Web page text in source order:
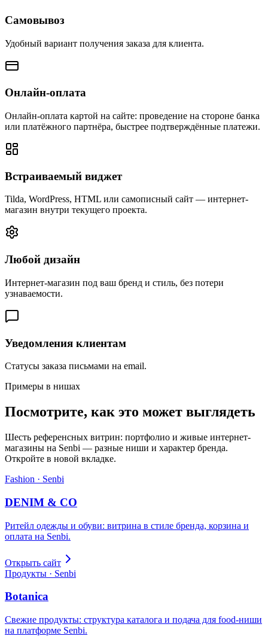
Самовывоз
Удобный вариант получения заказа для клиента.
Онлайн-оплата
Онлайн-оплата картой на сайте: проведение на стороне банка
или платёжного партнёра, быстрее подтверждённые платежи.
Встраиваемый виджет
Tilda, WordPress, HTML или самописный сайт — интернет-
магазин внутри текущего проекта.
Любой дизайн
Интернет-магазин под ваш бренд и стиль, без потери
узнаваемости.
Уведомления клиентам
Статусы заказа письмами на email.
Примеры в нишах
Посмотрите, как это может выглядеть
Шесть референсных витрин: портфолио и живые интернет-
магазины на Senbi — разные ниши и характер бренда.
Откройте в новой вкладке.
Fashion · Senbi
DENIM & CO
Ритейл одежды и обуви: витрина в стиле бренда, корзина и
оплата на Senbi.
Открыть сайт
Продукты · Senbi
Botanica
Свежие продукты: структура каталога и подача для food-ниши
на платформе Senbi.